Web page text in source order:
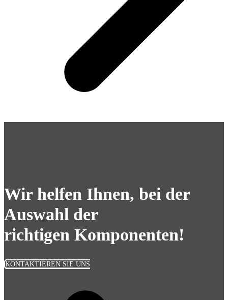
Wir helfen Ihnen, bei der
Auswahl der
richtigen Komponenten!
KONTAKTIEREN SIE UNS